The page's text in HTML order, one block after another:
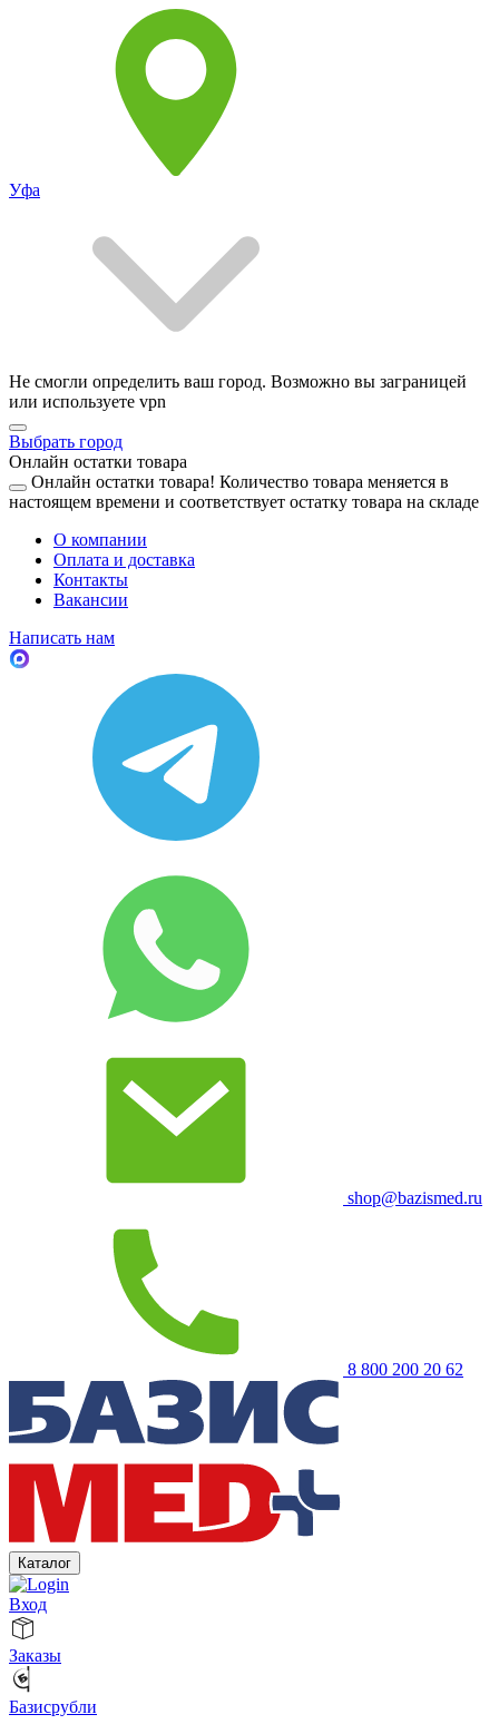
Уфа
Не смогли определить ваш город. Возможно вы заграницей
или используете vpn
Выбрать город
Онлайн остатки товара
Онлайн остатки товара! Количество товара меняется в
настоящем времени и соответствует остатку товара на складе
О компании
Оплата и доставка
Контакты
Вакансии
Написать нам
shop@bazismed.ru
8 800 200 20 62
Каталог
Вход
Заказы
Базисрубли